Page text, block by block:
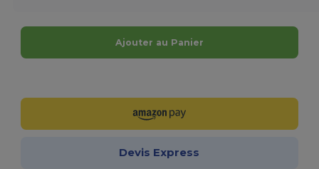
Ajouter au Panier
Devis Express